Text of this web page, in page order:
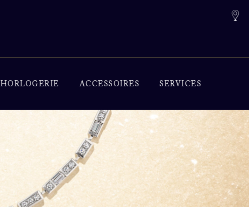
HORLOGERIE ACCESSOIRES SERVICES